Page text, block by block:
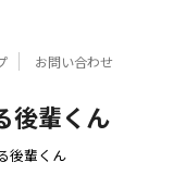
お問い合わせ
後輩くん
後輩くん